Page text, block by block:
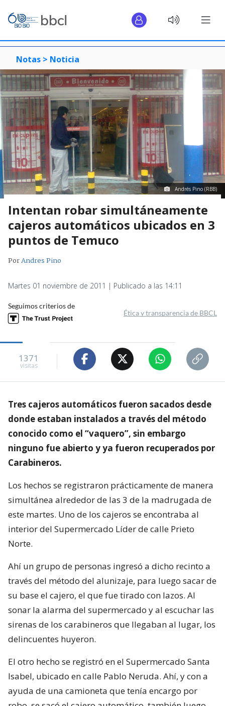
Notas > Noticia
Andrés Pino (RBB)
Intentan robar simultáneamente
cajeros automáticos ubicados en 3
puntos de Temuco
PorAndres Pino
Martes 01 noviembre de 2011 | Publicado a las 14:11
Seguimos criterios de
Ética y transparencia de BBCL
1371
visitas
Tres cajeros automáticos fueron sacados desde
donde estaban instalados a través del método
conocido como el “vaquero”, sin embargo
ninguno fue abierto y ya fueron recuperados por
Carabineros.
Los hechos se registraron prácticamente de manera
simultánea alrededor de las 3 de la madrugada de
este martes. Uno de los cajeros se encontraba al
interior del Supermercado Líder de calle Prieto
Norte.
Ahí un grupo de personas ingresó a dicho recinto a
través del método del alunizaje, para luego sacar de
su base el cajero, el que fue tirado con lazos. Al
sonar la alarma del supermercado y al escuchar las
sirenas de los carabineros que llegaban al lugar, los
delincuentes huyeron.
El otro hecho se registró en el Supermercado Santa
Isabel, ubicado en calle Pablo Neruda. Ahí, y con a
ayuda de una camioneta que tenía encargo por